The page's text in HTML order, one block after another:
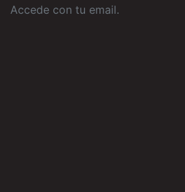
Accede con tu email.